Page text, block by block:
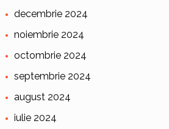
decembrie 2024
noiembrie 2024
octombrie 2024
septembrie 2024
august 2024
iulie 2024